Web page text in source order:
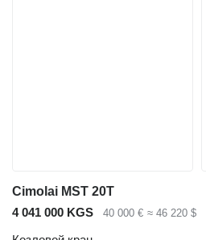
Cimolai MST 20T
4 041 000 KGS
40 000 € ≈ 46 220 $